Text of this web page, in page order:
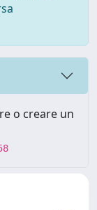
o creare un